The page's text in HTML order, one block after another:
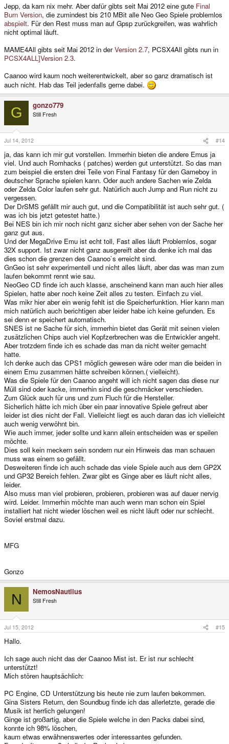
Jepp, da kam nix mehr. Aber dafür gibts seit Mai 2012 eine gute Final
Burn Version, die zumindest bis 210 MBit alle Neo Geo Spiele problemlos
abspielt. Für den Rest muss man auf Gpsp zurückgreifen, was wahrlich
nicht optimal läuft.
MAME4All gibts seit Mai 2012 in derVersion 2.7, PCSX4All gibts nun in
PCSX4ALL]Version 2.3.
Caanoo wird kaum noch weiterentwickelt, aber so ganz dramatisch ist
auch nicht. Hab das Teil jedenfalls gerne dabei.
G gonzo779
Still Fresh
Jul 14, 2012 #14
ja, das kann ich mir gut vorstellen. Immerhin bieten die andere Emus ja
viel. Und auch Romhacks ( patches) werden gut unterstützt. So das man
zum beispiel die ersten drei Teile von Final Fantasy für den Gameboy in
deutscher Sprache spielen kann. Oder auch andere Sachen wie Zelda
oder Zelda Color laufen sehr gut. Natürlich auch Jump and Run nicht zu
vergessen.
Der DrSMS gefällt mir auch gut, und die Compatibilität ist auch sehr gut. (
was ich bis jetzt getestet hatte.)
Bei NES bin ich mir noch nicht ganz sicher aber sehen von der Sache her
ganz gut aus.
Und der MegaDrive Emu ist echt toll, Fast alles läuft Problemlos, sogar
32X support. Ist zwar nicht ganz ausgereift aber da denke ich mal das
dies schon die grenzen des Caanoo`s erreicht sind.
GnGeo ist sehr experimentell und nicht alles läuft, aber das was man zum
laufen bekommt rennt wie sau.
NeoGeo CD finde ich auch klasse, anscheinend kann man auch hier alles
Spielen, hatte aber noch keine Zeit alles zu testen. Einfach zu viel.
Was mikr hier aber ein wenig fehlt ist die Speicherfunktion. Hier kann man
mich natürlich auch berichtigen aber leider habe ich keine gefunden. Es
sei denn er speichert automatisch.
SNES ist ne Sache für sich, immerhin bietet das Gerät mit seinen vielen
zusätzlichen Chips auch viel Kopfzerbrechen was die Entwickler angeht.
Aber trotzdem finde ich es schade das man da nicht weiter gemacht
hatte.
Ich denke auch das CPS1 möglich gewesen wäre oder man die beiden in
einem Emu zusammen hätte schreiben können.( vielleicht).
Was die Spiele für den Caanoo angeht will ich nicht sagen das diese nur
Müll sind oder kacke, immerhin sind die geschmäcker verschieden.
Zum Glück auch für uns und zum Fluch für die Hersteller.
Sicherlich hätte ich mich über ein paar innovative Spiele gefreut aber
leider ist dies nicht der Fall. Vielleicht liegt es auch daran das ich vielleicht
auch wenig verwöhnt bin.
Wie auch immer, jeder sollte und kann allein entscheiden was er speilen
möchte.
Dies soll kein meckern sein sondern nur ein Hinweis das man schauen
muss was einem so gefällt.
Desweiteren finde ich auch schade das viele Spiele auch aus dem GP2X
und GP32 Bereich fehlen. Zwar gibt es Ginge aber es läuft nicht alles,
leider.
Also muss man viel probieren, probieren, probieren was auf dauer nervig
wird. Leider. Immerhin möchte man auch wenn man schon ein Spiel
installiert hat nicht wieder löschen weil es nicht läuft oder nur schlecht.
Soviel erstmal dazu.
MFG
Gonzo
N NemosNautlius
Still Fresh
Jul 15, 2012 #15
Hallo.
Ich sage auch nicht das der Caanoo Mist ist. Er ist nur schlecht
unterstützt!
Mich stören hauptsächlich:
PC Engine, CD Unterstützung bis heute nie zum laufen bekommen.
Gina Sisters Return, den Soundbug finde ich das allerletzte, gerade die
Musik ist herrlich gelungen!
Ginge ist großartig, aber die Spiele welche in den Packs dabei sind,
konnte ich 98% löschen,
kaum etwas erwähnenswertes oder interessantes gefunden.